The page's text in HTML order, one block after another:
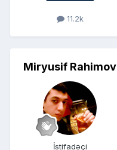
11.2k
Miryusif Rahimov
İstifadəçi